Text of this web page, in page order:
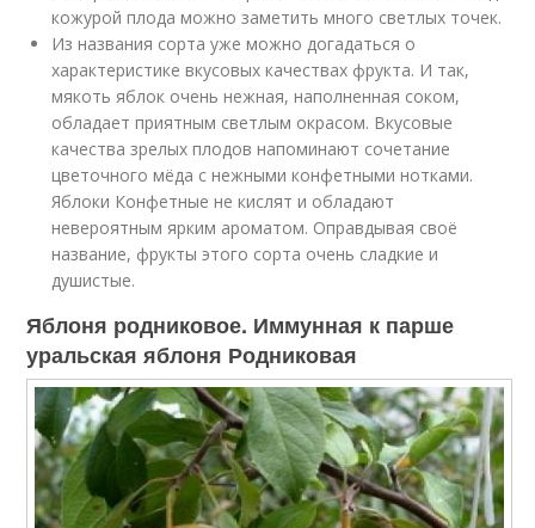
кожурой плода можно заметить много светлых точек.
Из названия сорта уже можно догадаться о
характеристике вкусовых качествах фрукта. И так,
мякоть яблок очень нежная, наполненная соком,
обладает приятным светлым окрасом. Вкусовые
качества зрелых плодов напоминают сочетание
цветочного мёда с нежными конфетными нотками.
Яблоки Конфетные не кислят и обладают
невероятным ярким ароматом. Оправдывая своё
название, фрукты этого сорта очень сладкие и
душистые.
Яблоня родниковое. Иммунная к парше
уральская яблоня Родниковая